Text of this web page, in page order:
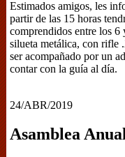
Estimados amigos, les
partir de las 15 horas
comprendidos entre los 6
silueta metálica, con rifle
ser acompañado por un
contar con la guía al día.
24/ABR/2019
Asamblea